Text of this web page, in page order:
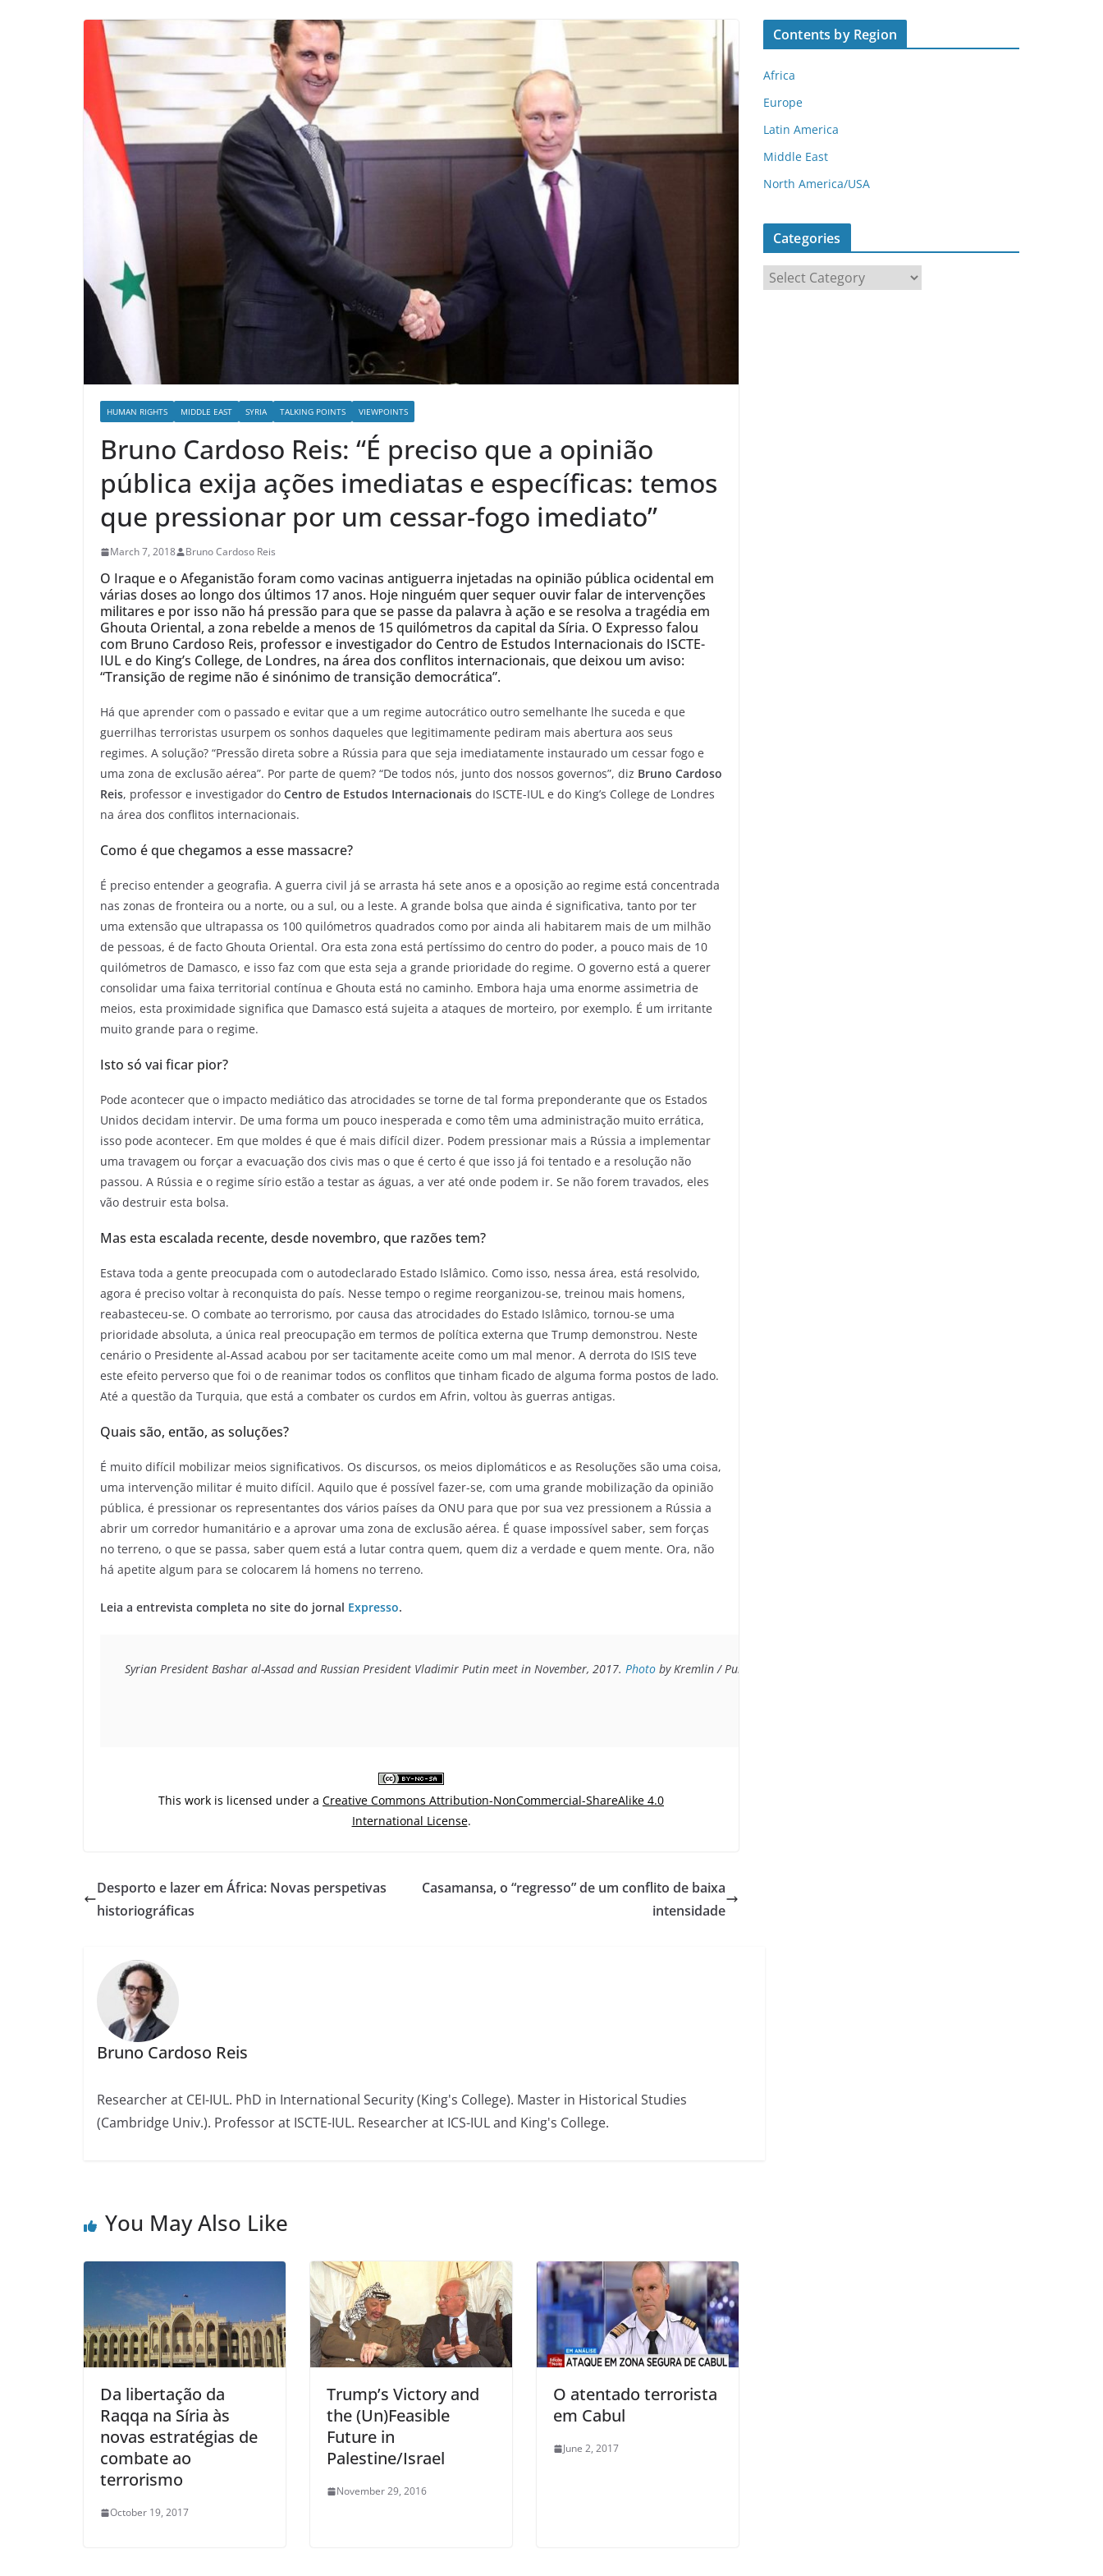
HUMAN RIGHTS MIDDLE EAST SYRIA TALKING POINTS VIEWPOINTS
Bruno Cardoso Reis: “É preciso que a opinião
pública exija ações imediatas e específicas: temos
que pressionar por um cessar-fogo imediato”
March 7, 2018 Bruno Cardoso Reis
O Iraque e o Afeganistão foram como vacinas antiguerra injetadas na opinião pública ocidental em
várias doses ao longo dos últimos 17 anos. Hoje ninguém quer sequer ouvir falar de intervenções
militares e por isso não há pressão para que se passe da palavra à ação e se resolva a tragédia em
Ghouta Oriental, a zona rebelde a menos de 15 quilómetros da capital da Síria. O Expresso falou
com Bruno Cardoso Reis, professor e investigador do Centro de Estudos Internacionais do ISCTE-
IUL e do King’s College, de Londres, na área dos conflitos internacionais, que deixou um aviso:
“Transição de regime não é sinónimo de transição democrática”.
Há que aprender com o passado e evitar que a um regime autocrático outro semelhante lhe suceda e que
guerrilhas terroristas usurpem os sonhos daqueles que legitimamente pediram mais abertura aos seus
regimes. A solução? “Pressão direta sobre a Rússia para que seja imediatamente instaurado um cessar fogo e
uma zona de exclusão aérea”. Por parte de quem? “De todos nós, junto dos nossos governos”, diz Bruno Cardoso
Reis, professor e investigador do Centro de Estudos Internacionais do ISCTE-IUL e do King’s College de Londres
na área dos conflitos internacionais.
Como é que chegamos a esse massacre?
É preciso entender a geografia. A guerra civil já se arrasta há sete anos e a oposição ao regime está concentrada
nas zonas de fronteira ou a norte, ou a sul, ou a leste. A grande bolsa que ainda é significativa, tanto por ter
uma extensão que ultrapassa os 100 quilómetros quadrados como por ainda ali habitarem mais de um milhão
de pessoas, é de facto Ghouta Oriental. Ora esta zona está pertíssimo do centro do poder, a pouco mais de 10
quilómetros de Damasco, e isso faz com que esta seja a grande prioridade do regime. O governo está a querer
consolidar uma faixa territorial contínua e Ghouta está no caminho. Embora haja uma enorme assimetria de
meios, esta proximidade significa que Damasco está sujeita a ataques de morteiro, por exemplo. É um irritante
muito grande para o regime.
Isto só vai ficar pior?
Pode acontecer que o impacto mediático das atrocidades se torne de tal forma preponderante que os Estados
Unidos decidam intervir. De uma forma um pouco inesperada e como têm uma administração muito errática,
isso pode acontecer. Em que moldes é que é mais difícil dizer. Podem pressionar mais a Rússia a implementar
uma travagem ou forçar a evacuação dos civis mas o que é certo é que isso já foi tentado e a resolução não
passou. A Rússia e o regime sírio estão a testar as águas, a ver até onde podem ir. Se não forem travados, eles
vão destruir esta bolsa.
Mas esta escalada recente, desde novembro, que razões tem?
Estava toda a gente preocupada com o autodeclarado Estado Islâmico. Como isso, nessa área, está resolvido,
agora é preciso voltar à reconquista do país. Nesse tempo o regime reorganizou-se, treinou mais homens,
reabasteceu-se. O combate ao terrorismo, por causa das atrocidades do Estado Islâmico, tornou-se uma
prioridade absoluta, a única real preocupação em termos de política externa que Trump demonstrou. Neste
cenário o Presidente al-Assad acabou por ser tacitamente aceite como um mal menor. A derrota do ISIS teve
este efeito perverso que foi o de reanimar todos os conflitos que tinham ficado de alguma forma postos de lado.
Até a questão da Turquia, que está a combater os curdos em Afrin, voltou às guerras antigas.
Quais são, então, as soluções?
É muito difícil mobilizar meios significativos. Os discursos, os meios diplomáticos e as Resoluções são uma coisa,
uma intervenção militar é muito difícil. Aquilo que é possível fazer-se, com uma grande mobilização da opinião
pública, é pressionar os representantes dos vários países da ONU para que por sua vez pressionem a Rússia a
abrir um corredor humanitário e a aprovar uma zona de exclusão aérea. É quase impossível saber, sem forças
no terreno, o que se passa, saber quem está a lutar contra quem, quem diz a verdade e quem mente. Ora, não
há apetite algum para se colocarem lá homens no terreno.
Leia a entrevista completa no site do jornal Expresso.
Syrian President Bashar al-Assad and Russian President Vladimir Putin meet in November, 2017. Photo by Kremlin / Public domain
This work is licensed under a Creative Commons Attribution-NonCommercial-ShareAlike 4.0
International License.
Desporto e lazer em África: Novas perspetivas
historiográficas
Casamansa, o “regresso” de um conflito de baixa
intensidade
Bruno Cardoso Reis
Researcher at CEI-IUL. PhD in International Security (King's College). Master in Historical Studies
(Cambridge Univ.). Professor at ISCTE-IUL. Researcher at ICS-IUL and King's College.
You May Also Like
Da libertação da
Raqqa na Síria às
novas estratégias de
combate ao
terrorismo
October 19, 2017
Trump’s Victory and
the (Un)Feasible
Future in
Palestine/Israel
November 29, 2016
O atentado terrorista
em Cabul
June 2, 2017
Contents by Region
Africa
Europe
Latin America
Middle East
North America/USA
Categories